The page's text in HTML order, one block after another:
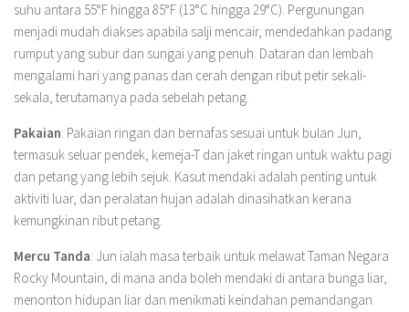
suhu antara 55°F hingga 85°F (13°C hingga 29°C). Pergunungan
menjadi mudah diakses apabila salji mencair, mendedahkan padang
rumput yang subur dan sungai yang penuh. Dataran dan lembah
mengalami hari yang panas dan cerah dengan ribut petir sekali-
sekala, terutamanya pada sebelah petang.
Pakaian: Pakaian ringan dan bernafas sesuai untuk bulan Jun,
termasuk seluar pendek, kemeja-T dan jaket ringan untuk waktu pagi
dan petang yang lebih sejuk. Kasut mendaki adalah penting untuk
aktiviti luar, dan peralatan hujan adalah dinasihatkan kerana
kemungkinan ribut petang.
Mercu Tanda: Jun ialah masa terbaik untuk melawat Taman Negara
Rocky Mountain, di mana anda boleh mendaki di antara bunga liar,
menonton hidupan liar dan menikmati keindahan pemandangan